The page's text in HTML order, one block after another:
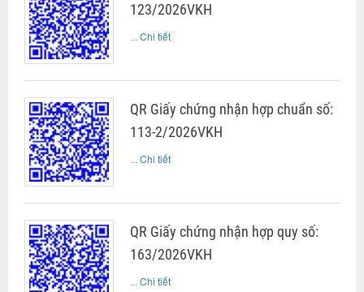
123/2026VKH
... Chi tiết
QR Giấy chứng nhận hợp chuẩn số:
113-2/2026VKH
... Chi tiết
QR Giấy chứng nhận hợp quy số:
163/2026VKH
... Chi tiết